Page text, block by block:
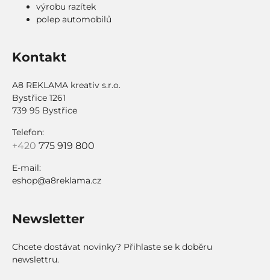
výrobu razítek
polep automobilů
Kontakt
A8 REKLAMA kreativ s.r.o.
Bystřice 1261
739 95 Bystřice
Telefon:
+420 775 919 800
E-mail:
eshop@a8reklama.cz
Newsletter
Chcete dostávat novinky? Přihlaste se k doběru
newslettru.